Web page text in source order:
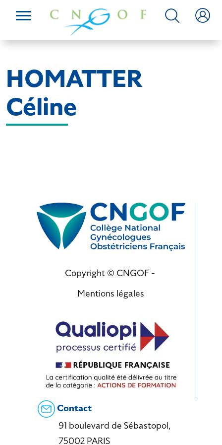
HOMATTER
Céline
Copyright © CNGOF -
Mentions légales
Contact
91 boulevard de Sébastopol,
75002 PARIS